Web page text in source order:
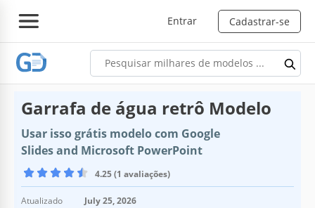
Entrar Cadastrar-se
Garrafa de água retrô Modelo
Usar isso grátis modelo com Google
Slides and Microsoft PowerPoint
4.25 (1 avaliações)
Atualizado
July 25, 2026